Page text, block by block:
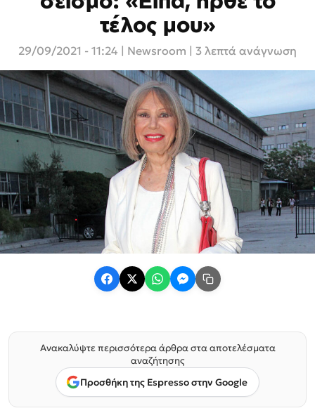
τέλος μου»
29/09/2021 - 11:24 Newsroom | 3 λεπτά ανάγνωση
Ανακαλύψτε περισσότερα άρθρα στα αποτελέσματα
αναζήτησης
Προσθήκη της Espresso στην Google